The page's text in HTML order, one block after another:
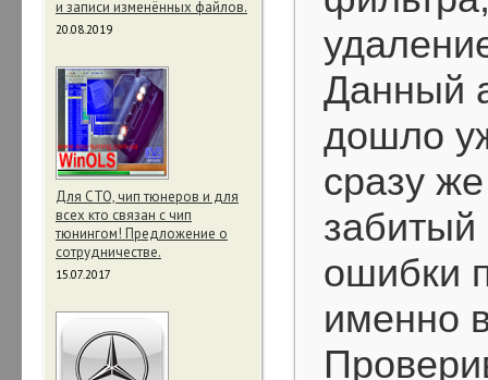
Данный
дошло
сразу
ошибки
именно
и записи изменённых файлов.
20.08.2019
Для СТО, чип тюнеров и для
всех кто связан с чип
тюнингом! Предложение о
сотрудничестве.
15.07.2017